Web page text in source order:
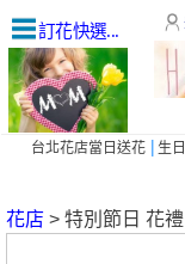
訂花快選...
台北花店當日送花 | 生
花店 > 特別節日 花